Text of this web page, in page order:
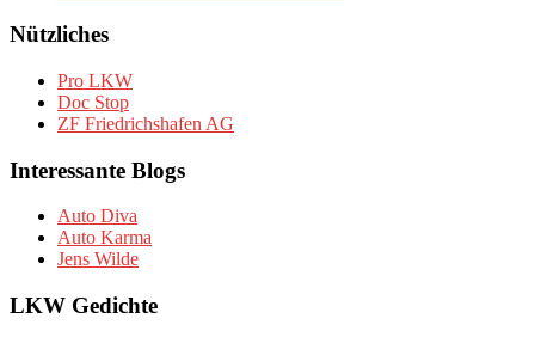
Nützliches
Pro LKW
Doc Stop
ZF Friedrichshafen AG
Interessante Blogs
Auto Diva
Auto Karma
Jens Wilde
LKW Gedichte